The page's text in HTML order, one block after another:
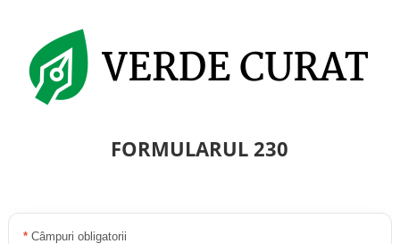
FORMULARUL 230
*Câmpuri obligatorii